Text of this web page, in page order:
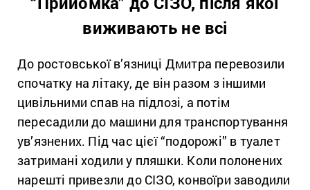
виживають не всі
До ростовської в’язниці Дмитра перевозили
спочатку на літаку, де він разом з іншими
цивільними спав на підлозі, а потім
пересадили до машини для транспортування
ув’язнених. Під час цієї “подорожі” в туалет
затримані ходили у пляшки. Коли полонених
нарешті привезли до СІЗО, конвоїри заводили